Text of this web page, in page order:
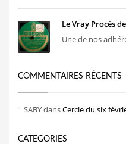
Le Vray Procès
Une de nos
COMMENTAIRES RÉCENTS
SABYdansCercle du six
CATEGORIES